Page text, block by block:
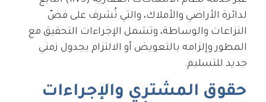
لدائرة الأراضي والأملاك، والتي تُشرف على فضّ
النزاعات والوساطة، وتشمل الإجراءات التحقيق مع
المطور وإلزامه بالتعويض أو الالتزام بجدول زمني
جديد للتسليم.
حقوق المشتري والإجراءات